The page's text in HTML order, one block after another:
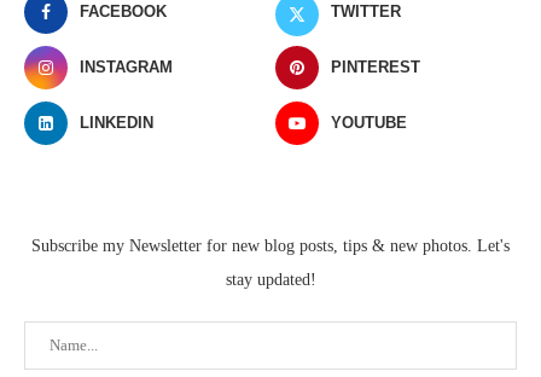
FACEBOOK TWITTER
INSTAGRAM PINTEREST
LINKEDIN YOUTUBE
Subscribe my Newsletter for new blog posts, tips & new photos. Let's
stay updated!